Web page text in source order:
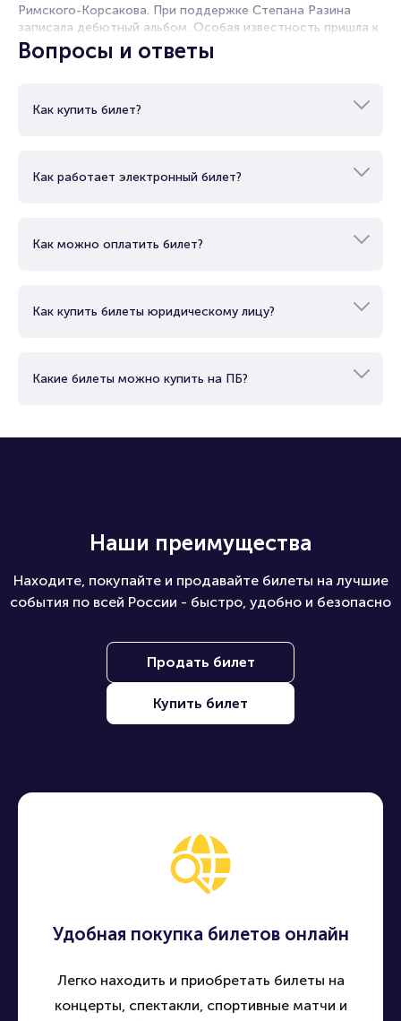
Продать билет
Брокерам
Организаторам
Римского-Корсакова. При поддержке Степана Разина
записала дебютный альбом. Особая известность пришла к
ней после релиза альбома «Белая птица». Певица не раз
побеждала в номинациях различных песенных конкурсов. В
дворце. В дискографии исполнительницы 12 студийных
Вопросы и ответы
Как купить билет?
Как работает электронный билет?
Как можно оплатить билет?
Как купить билеты юридическому лицу?
Какие билеты можно купить на ПБ?
Наши преимущества
Находите, покупайте и продавайте билеты на лучшие
события по всей России - быстро, удобно и безопасно
Продать билет
Купить билет
Удобная покупка билетов онлайн
Легко находить и приобретать билеты на
концерты, спектакли, спортивные матчи и